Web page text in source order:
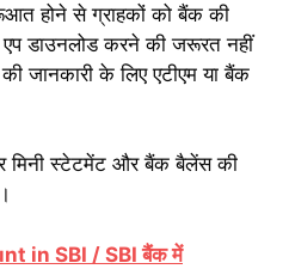
होने से ग्राहकों को बैंक की
डाउनलोड करने की जरूरत नहीं
जानकारी के लिए एटीएम या बैंक
मिनी स्टेटमेंट और बैंक बैलेंस की
in SBI / SBI बैंक में